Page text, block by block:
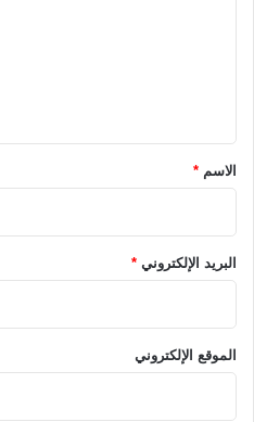
*الاسم *
البريد الإلكتروني *
الموقع الإلكتروني